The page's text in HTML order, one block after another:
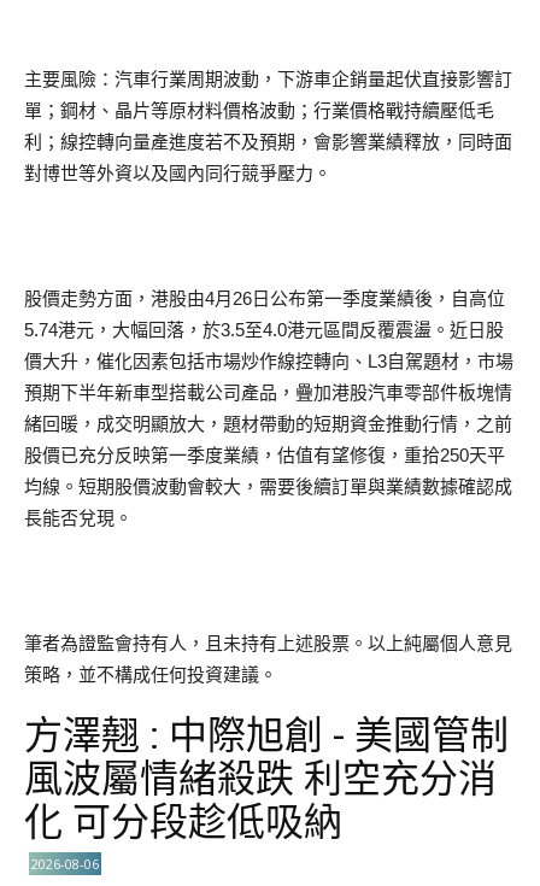
主要風險：汽車行業周期波動，下游車企銷量起伏直接影響訂
單；鋼材、晶片等原材料價格波動；行業價格戰持續壓低毛
利；線控轉向量產進度若不及預期，會影響業績釋放，同時面
對博世等外資以及國內同行競爭壓力。
股價走勢方面，港股由4月26日公布第一季度業績後，自高位
5.74港元，大幅回落，於3.5至4.0港元區間反覆震盪。近日股
價大升，催化因素包括市場炒作線控轉向、L3自駕題材，市場
預期下半年新車型搭載公司產品，疊加港股汽車零部件板塊情
緒回暖，成交明顯放大，題材帶動的短期資金推動行情，之前
股價已充分反映第一季度業績，估值有望修復，重拾250天平
均線。短期股價波動會較大，需要後續訂單與業績數據確認成
長能否兌現。
筆者為證監會持有人，且未持有上述股票。以上純屬個人意見
策略，並不構成任何投資建議。
方澤翹 : 中際旭創 - 美國管制
風波屬情緒殺跌 利空充分消
化 可分段趁低吸納
2026-08-06